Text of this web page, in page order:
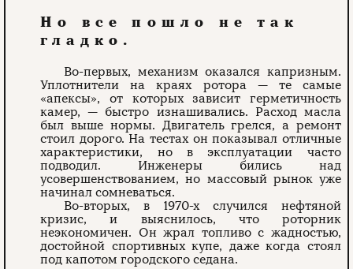
Но все пошло не так
гладко.
Во-первых, механизм оказался капризным.
Уплотнители на краях ротора — те самые
«апексы», от которых зависит герметичность
камер, — быстро изнашивались. Расход масла
был выше нормы. Двигатель грелся, а ремонт
стоил дорого. На тестах он показывал отличные
характеристики, но в эксплуатации часто
подводил. Инженеры бились над
усовершенствованием, но массовый рынок уже
начинал сомневаться.
Во-вторых, в 1970-х случился нефтяной
кризис, и выяснилось, что роторник
неэкономичен. Он жрал топливо с жадностью,
достойной спортивных купе, даже когда стоял
под капотом городского седана.